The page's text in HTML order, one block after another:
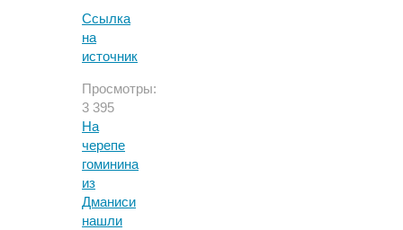
Ссылка
на
источник
Просмотры:
3 395
На
черепе
гоминина
из
Дманиси
нашли